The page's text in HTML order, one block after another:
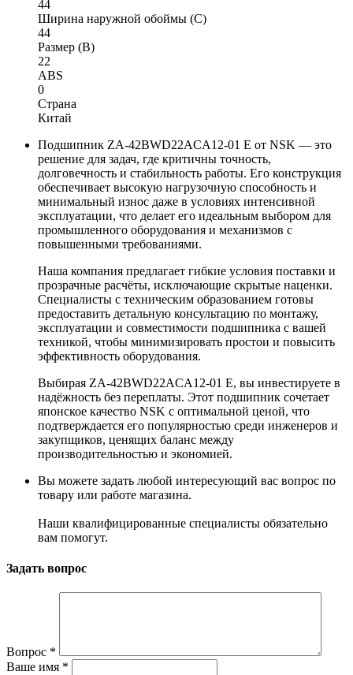
44
Ширина наружной обоймы (C)
44
Размер (B)
22
ABS
0
Страна
Китай
Подшипник ZA-42BWD22ACA12-01 E от NSK — это
решение для задач, где критичны точность,
долговечность и стабильность работы. Его конструкция
обеспечивает высокую нагрузочную способность и
минимальный износ даже в условиях интенсивной
эксплуатации, что делает его идеальным выбором для
промышленного оборудования и механизмов с
повышенными требованиями.
Наша компания предлагает гибкие условия поставки и
прозрачные расчёты, исключающие скрытые наценки.
Специалисты с техническим образованием готовы
предоставить детальную консультацию по монтажу,
эксплуатации и совместимости подшипника с вашей
техникой, чтобы минимизировать простои и повысить
эффективность оборудования.
Выбирая ZA-42BWD22ACA12-01 E, вы инвестируете в
надёжность без переплаты. Этот подшипник сочетает
японское качество NSK с оптимальной ценой, что
подтверждается его популярностью среди инженеров и
закупщиков, ценящих баланс между
производительностью и экономией.
Вы можете задать любой интересующий вас вопрос по
товару или работе магазина.
Наши квалифицированные специалисты обязательно
вам помогут.
Задать вопрос
Вопрос *
Ваше имя *